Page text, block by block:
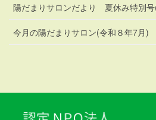
陽だまりサロンだより 夏休み特別
今月の陽だまりサロン(令和８年7月)